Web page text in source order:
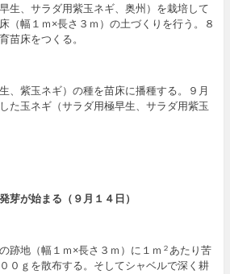
生、サラダ用紫玉ネギ、奥州）を栽培して
（幅１ｍ×長さ３ｍ）の土づくりを行う。８
苗床をつくる。
、紫玉ネギ）の種を苗床に播種する。９月
た玉ネギ（サラダ用極早生、サラダ用紫玉
芽が始まる（９月１４日）
跡地（幅１ｍ×長さ３ｍ）に１ｍ ２あたり苦
０ｇを散布する。そしてシャベルで深く耕